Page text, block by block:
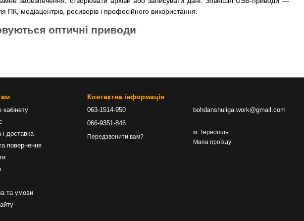
медіацентрів, ресиверів і професійного використання.
оптичні приводи
привід: що враховувати
кабінету
доставка
повернення
та умови
Контактна інформація
063-1514-950
066-9351-846
Передзвонити вам?
bohdanshuliga.work@gmail.com
м. Тернопіль
Мапа проїзду